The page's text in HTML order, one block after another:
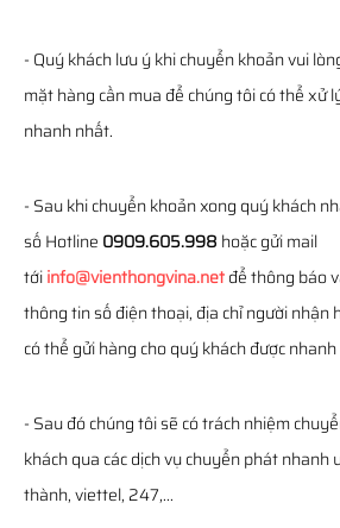
- Quý khách lưu ý khi chuyển khoản vui
mặt hàng cần mua để chúng tôi có thể xử
nhanh nhất.
- Sau khi chuyển khoản xong quý khách
số Hotline 0909.605.998 hoặc gửi mail
tớiinfo@vienthongvina.netđể thông báo
thông tin số điện thoại, địa chỉ người nhận
có thể gửi hàng cho quý khách được
- Sau đó chúng tôi sẽ có trách nhiệm
khách qua các dịch vụ chuyển phát nhanh
thành, viettel, 247,...